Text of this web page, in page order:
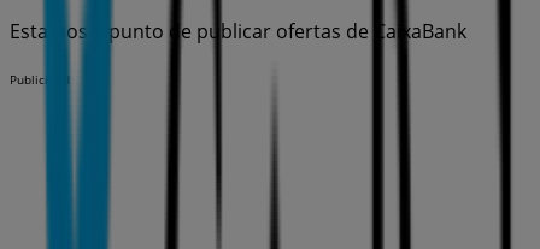
Estamos a punto de publicar ofertas de CaixaBank
Publicidad